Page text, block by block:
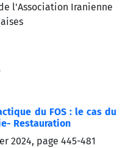
du FOS : le cas du
Restauration
2024, page 445-481